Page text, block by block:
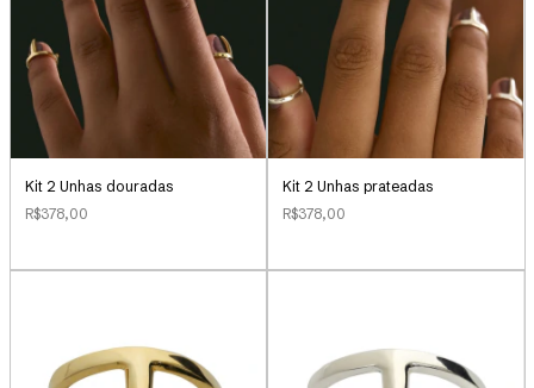
Kit 2 Unhas douradas
R$378,00
Kit 2 Unhas prateadas
R$378,00